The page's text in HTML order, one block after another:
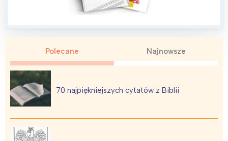
Polecane Najnowsze
70 najpiękniejszych cytatów z Biblii